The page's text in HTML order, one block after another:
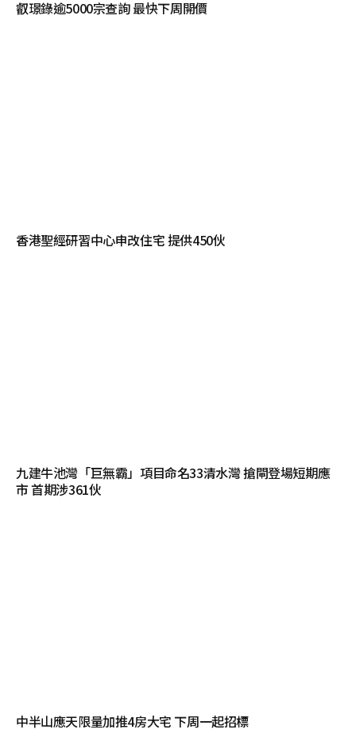
叡璟錄逾5000宗查詢 最快下周開價
香港聖經研習中心申改住宅 提供450伙
九建牛池灣「巨無霸」項目命名33清水灣 搶閘登場短期應
市 首期涉361伙
中半山應天限量加推4房大宅 下周一起招標